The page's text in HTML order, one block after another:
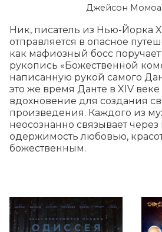
Джейсон
Ник, писатель из Нью-Йорка
отправляется в опасное
как мафиозный босс поручает
рукопись «Божественной
написанную рукой самого
это же время Данте в XIV
вдохновение для создания
произведения. Каждого из
неосознанно связывает
одержимость любовью,
божественным.